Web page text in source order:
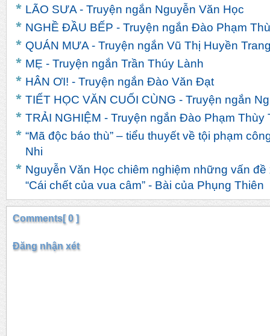
LÃO SƯA - Truyện ngắn Nguyễn Văn Học
NGHỀ ĐẦU BẾP - Truyện ngắn Đào Phạm
QUÁN MƯA - Truyện ngắn Vũ Thị Huyền
MẸ - Truyện ngắn Trần Thúy Lành
HÂN ƠI! - Truyện ngắn Đào Văn Đạt
TIẾT HỌC VĂN CUỐI CÙNG - Truyện ngắn
TRẢI NGHIỆM - Truyện ngắn Đào Phạm Thùy
“Mã độc báo thù” – tiểu thuyết về tội phạm
Nhi
Nguyễn Văn Học chiêm nghiệm những vấn
“Cái chết của vua câm” - Bài của Phụng Thiên
Comments[ 0 ]
Đăng nhận xét